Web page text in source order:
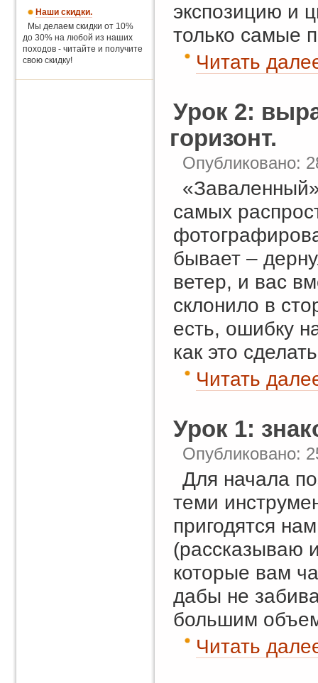
экспозицию и
только самые
Читать
Урок 2:
горизонт.
Опубликовано:
самых
бывает –
ветер, и вас
склонило в
есть, ошибку
как это
Читать
Урок 1:
Опубликовано:
Для начала
теми
пригодятся
(рассказываю
которые вам
дабы не
большим
Читать
Наши скидки.
Мы делаем скидки от 10%
до 30% на любой из наших
походов - читайте и получите
свою скидку!